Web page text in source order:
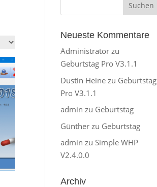
Neueste Kommentare
Administrator zu
Geburtstag Pro V3.1.1
Dustin Heine zu Geburtstag
Pro V3.1.1
admin zu Geburtstag
Günther zu Geburtstag
admin zu Simple WHP
V2.4.0.0
Archiv